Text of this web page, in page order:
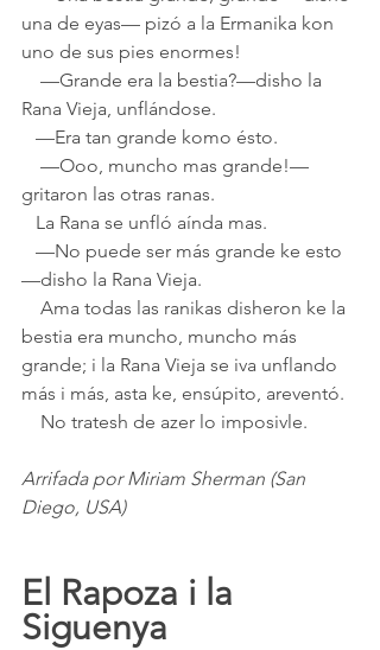
una de eyas— pizó a la Ermanika kon
uno de sus pies enormes!
Rana Vieja, unflándose.
   —Era tan grande komo ésto.
—Ooo, muncho mas grande!—
gritaron las otras ranas.
   La Rana se unfló aínda mas.
—disho la Rana Vieja.
Ama todas las ranikas disheron ke la
bestia era muncho, muncho más
grande; i la Rana Vieja se iva unflando
más i más, asta ke, ensúpito, areventó.
No tratesh de azer lo imposivle.
Arrifada por Miriam Sherman (San
Diego, USA)
El Rapoza i la
Siguenya